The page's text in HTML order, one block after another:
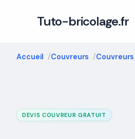
Tuto-bricolage.fr
Accueil Couvreurs
DEVIS COUVREUR GRATUIT